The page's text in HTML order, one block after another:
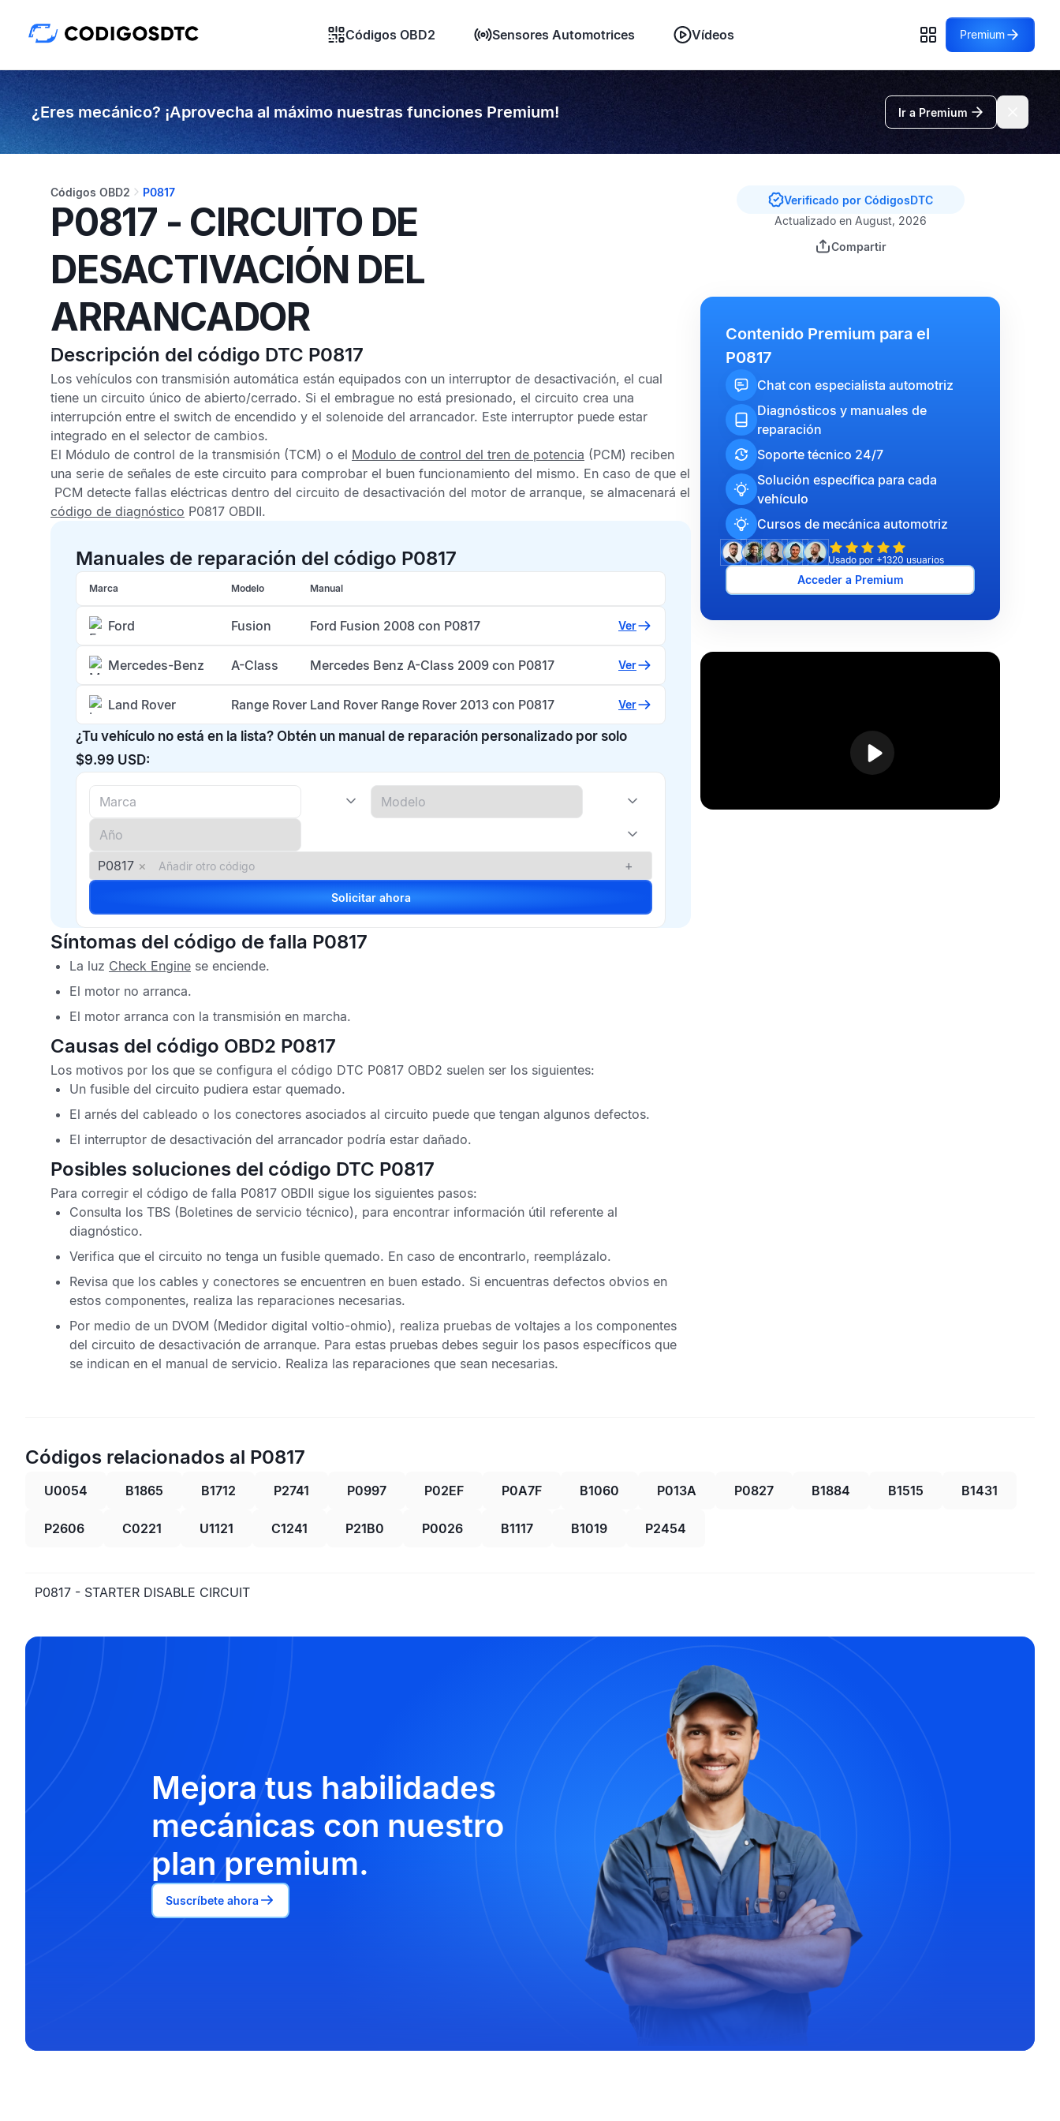
Códigos OBD2 Sensores Automotrices Vídeos Premium
¿Eres mecánico? ¡Aprovecha al máximo nuestras funciones Premium! Ir a Premium
Códigos OBD2 P0817
P0817 - CIRCUITO DE
DESACTIVACIÓN DEL
ARRANCADOR
Descripción del código DTC P0817
Los vehículos con transmisión automática están equipados con un interruptor de desactivación, el cual
tiene un circuito único de abierto/cerrado. Si el embrague no está presionado, el circuito crea una
interrupción entre el switch de encendido y el solenoide del arrancador. Este interruptor puede estar
integrado en el selector de cambios.
El Módulo de control de la transmisión (TCM) o el Modulo de control del tren de potencia (PCM) reciben
una serie de señales de este circuito para comprobar el buen funcionamiento del mismo. En caso de que el
PCM detecte fallas eléctricas dentro del circuito de desactivación del motor de arranque, se almacenará el
código de diagnóstico P0817 OBDII.
Manuales de reparación del código P0817
Marca Modelo Manual
Ford Fusion Ford Fusion 2008 con P0817 Ver
Mercedes-Benz A-Class Mercedes Benz A-Class 2009 con P0817 Ver
Land Rover Range Rover Land Rover Range Rover 2013 con P0817 Ver
¿Tu vehículo no está en la lista? Obtén un manual de reparación personalizado por solo
$9.99 USD:
P0817 × +
Solicitar ahora
Síntomas del código de falla P0817
La luz Check Engine se enciende.
El motor no arranca.
El motor arranca con la transmisión en marcha.
Causas del código OBD2 P0817
Los motivos por los que se configura el código DTC P0817 OBD2 suelen ser los siguientes:
Un fusible del circuito pudiera estar quemado.
El arnés del cableado o los conectores asociados al circuito puede que tengan algunos defectos.
El interruptor de desactivación del arrancador podría estar dañado.
Posibles soluciones del código DTC P0817
Para corregir el código de falla P0817 OBDII sigue los siguientes pasos:
Consulta los TBS (Boletines de servicio técnico), para encontrar información útil referente al
diagnóstico.
Verifica que el circuito no tenga un fusible quemado. En caso de encontrarlo, reemplázalo.
Revisa que los cables y conectores se encuentren en buen estado. Si encuentras defectos obvios en
estos componentes, realiza las reparaciones necesarias.
Por medio de un DVOM (Medidor digital voltio-ohmio), realiza pruebas de voltajes a los componentes
del circuito de desactivación de arranque. Para estas pruebas debes seguir los pasos específicos que
se indican en el manual de servicio. Realiza las reparaciones que sean necesarias.
Verificado por CódigosDTC
Actualizado en August, 2026
Compartir
Contenido Premium para el
P0817
Chat con especialista automotriz
Diagnósticos y manuales de
reparación
Soporte técnico 24/7
Solución específica para cada
vehículo
Cursos de mecánica automotriz
Usado por +1320 usuarios
Acceder a Premium
Códigos relacionados al P0817
U0054 B1865 B1712 P2741 P0997 P02EF P0A7F B1060 P013A P0827 B1884 B1515 B1431
P2606 C0221 U1121 C1241 P21B0 P0026 B1117 B1019 P2454
P0817 - STARTER DISABLE CIRCUIT
Mejora tus habilidades
mecánicas con nuestro
plan premium.
Suscríbete ahora